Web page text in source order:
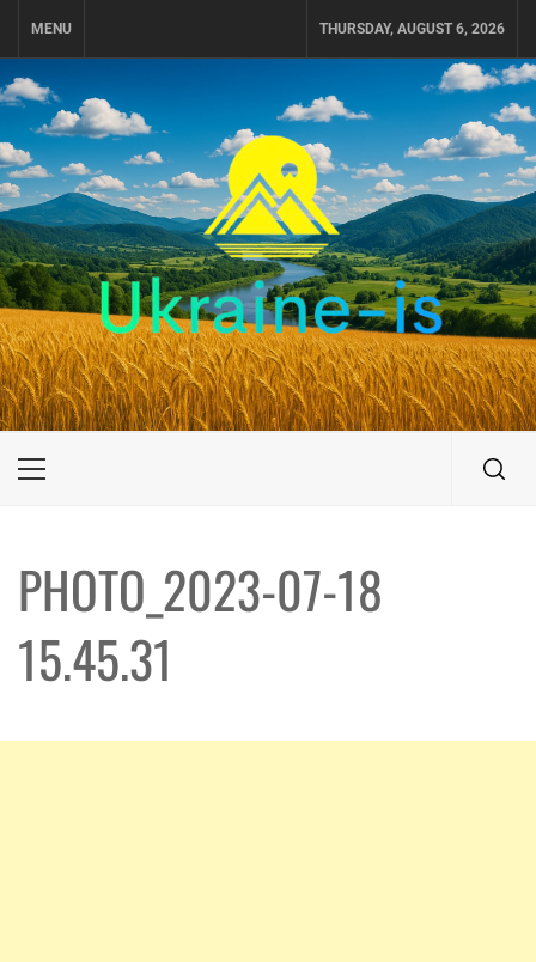
MENU THURSDAY, AUGUST 6, 2026
UKRAINE-IS
ПОДОРОЖI ПО УКРАЇНІ
Primary
PHOTO_2023-07-18
15.45.31